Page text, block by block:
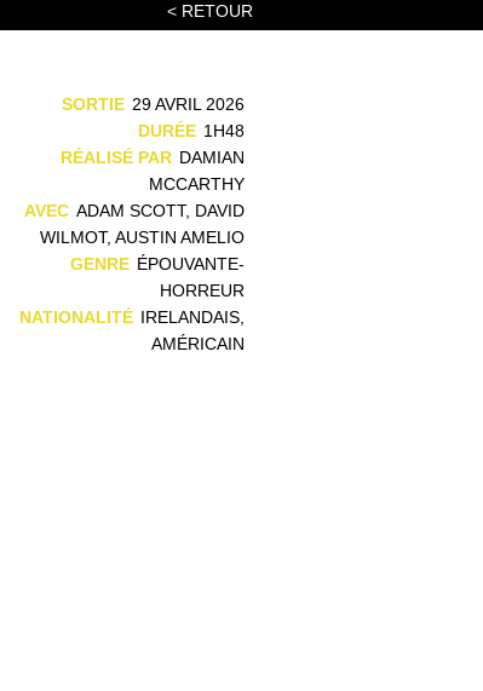
< RETOUR
SORTIE 29 AVRIL 2026
DURÉE 1H48
RÉALISÉ PAR DAMIAN
MCCARTHY
AVEC ADAM SCOTT, DAVID
WILMOT, AUSTIN AMELIO
GENRE ÉPOUVANTE-
HORREUR
NATIONALITÉ IRELANDAIS,
AMÉRICAIN